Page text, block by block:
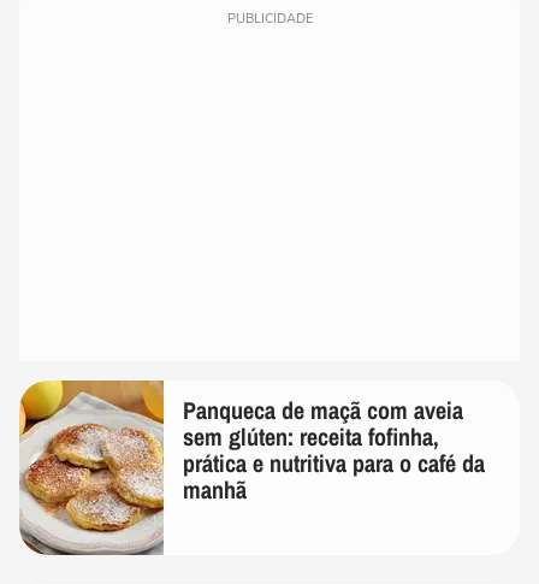
PUBLICIDADE
Panqueca de maçã com aveia
sem glúten: receita fofinha,
prática e nutritiva para o café da
manhã